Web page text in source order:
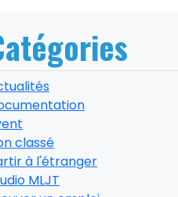
classé
à l'étranger
MLJT